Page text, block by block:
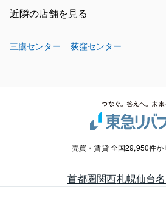
近隣の店舗を見る
三鷹センター 荻窪センター
売買・賃貸 全国29,950件か
首都圏関西札幌仙台